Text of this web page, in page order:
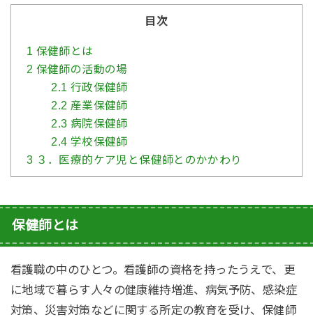
目次
1 保健師とは
2 保健師の活動の場
2.1 行政保健師
2.2 産業保健師
2.3 病院保健師
2.4 学校保健師
3 ３．医療的ケア児と保健師とのかかわり
保健師とは
看護職の中のひとつ。看護師の資格を持ったうえで、更
に地域で暮らす人々の健康維持増進、病気予防、感染症
対策、災害対策などに関する所定の教育を受け、保健師